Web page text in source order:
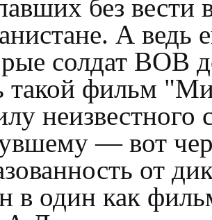
без вести
А ведь
солдат ВОВ
такой фильм
— вот
от
в один как